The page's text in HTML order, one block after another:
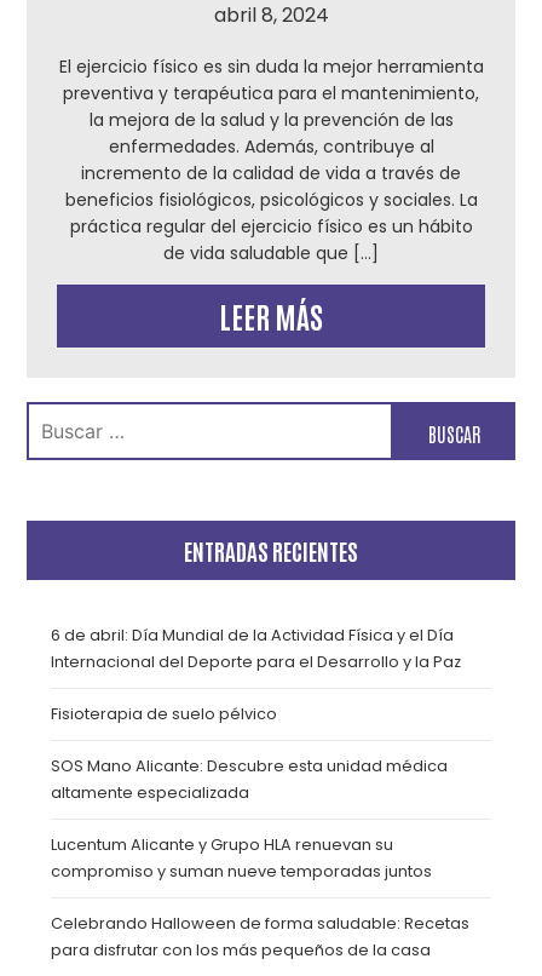
abril 8, 2024
El ejercicio físico es sin duda la mejor herramienta
preventiva y terapéutica para el mantenimiento,
la mejora de la salud y la prevención de las
enfermedades. Además, contribuye al
incremento de la calidad de vida a través de
beneficios fisiológicos, psicológicos y sociales. La
práctica regular del ejercicio físico es un hábito
de vida saludable que […]
LEER MÁS
Buscar:
ENTRADAS RECIENTES
6 de abril: Día Mundial de la Actividad Física y el Día
Internacional del Deporte para el Desarrollo y la Paz
Fisioterapia de suelo pélvico
SOS Mano Alicante: Descubre esta unidad médica
altamente especializada
Lucentum Alicante y Grupo HLA renuevan su
compromiso y suman nueve temporadas juntos
Celebrando Halloween de forma saludable: Recetas
para disfrutar con los más pequeños de la casa